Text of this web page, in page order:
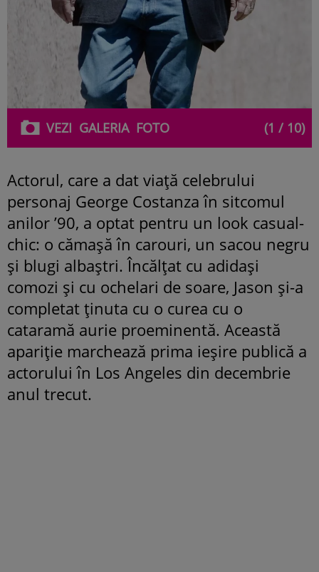
VEZI GALERIAFOTO (1 / 10)
Actorul, care a dat viață celebrului
personaj George Costanza în sitcomul
anilor ’90, a optat pentru un look casual-
chic: o cămașă în carouri, un sacou negru
și blugi albaștri. Încălțat cu adidași
comozi și cu ochelari de soare, Jason și-a
completat ținuta cu o curea cu o
cataramă aurie proeminentă. Această
apariție marchează prima ieșire publică a
actorului în Los Angeles din decembrie
anul trecut.